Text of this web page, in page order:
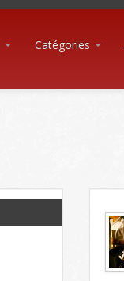
Catégories